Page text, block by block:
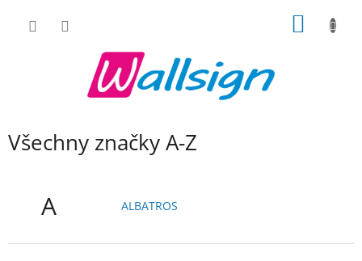
Všechny značky A-Z
A ALBATROS